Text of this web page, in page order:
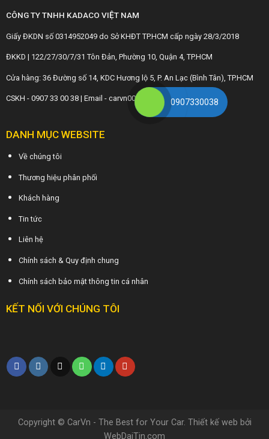
CÔNG TY TNHH KADACO VIỆT NAM
Giấy ĐKDN số 0314952049 do Sở KHĐT TP.HCM cấp ngày 28/3/2018
ĐKKD | 122/27/30/7/31 Tôn Đản, Phường 10, Quận 4, TP.HCM
Cửa hàng: 36 Đường số 14, KDC Hương lộ 5, P. An Lạc (Bình Tân), TP.HCM
CSKH - 0907 33 00 38 | Email - carvn001@gmail.com
DANH MỤC WEBSITE
Về chúng tôi
Thương hiệu phân phối
Khách hàng
Tin tức
Liên hệ
Chính sách & Quy định chung
Chính sách bảo mật thông tin cá nhân
KẾT NỐI VỚI CHÚNG TÔI
Copyright © CarVn - The Best for Your Car. Thiết kế web bởi
WebDaiTin.com
0907330038